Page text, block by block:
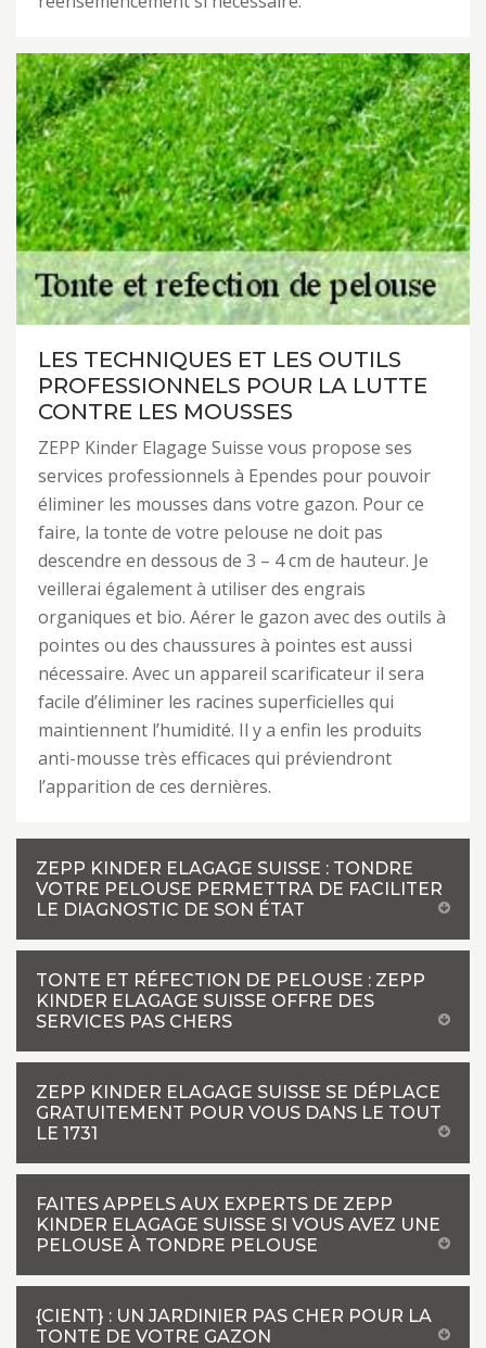
LES TECHNIQUES ET LES OUTILS
PROFESSIONNELS POUR LA LUTTE
CONTRE LES MOUSSES
ZEPP Kinder Elagage Suisse vous propose ses
services professionnels à Ependes pour pouvoir
éliminer les mousses dans votre gazon. Pour ce
faire, la tonte de votre pelouse ne doit pas
descendre en dessous de 3 – 4 cm de hauteur. Je
veillerai également à utiliser des engrais
organiques et bio. Aérer le gazon avec des outils à
pointes ou des chaussures à pointes est aussi
nécessaire. Avec un appareil scarificateur il sera
facile d’éliminer les racines superficielles qui
maintiennent l’humidité. Il y a enfin les produits
anti-mousse très efficaces qui préviendront
l’apparition de ces dernières.
ZEPP KINDER ELAGAGE SUISSE : TONDRE
VOTRE PELOUSE PERMETTRA DE FACILITER
LE DIAGNOSTIC DE SON ÉTAT
TONTE ET RÉFECTION DE PELOUSE : ZEPP
KINDER ELAGAGE SUISSE OFFRE DES
SERVICES PAS CHERS
ZEPP KINDER ELAGAGE SUISSE SE DÉPLACE
GRATUITEMENT POUR VOUS DANS LE TOUT
LE 1731
FAITES APPELS AUX EXPERTS DE ZEPP
KINDER ELAGAGE SUISSE SI VOUS AVEZ UNE
PELOUSE À TONDRE PELOUSE
{CIENT} : UN JARDINIER PAS CHER POUR LA
TONTE DE VOTRE GAZON